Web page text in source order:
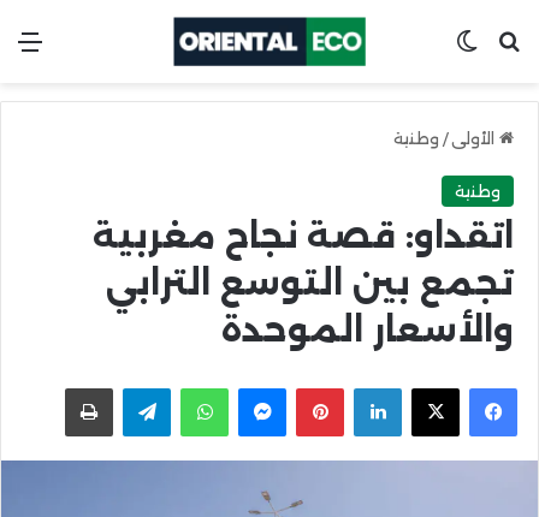
ابحث عنSwitch skin
الأولى / وطنية
وطنية
اتقداو: قصة نجاح مغربية
تجمع بين التوسع الترابي
والأسعار الموحدة
Facebook
X
LinkedIn
Pinterest
Messenger
WhatsApp
Telegramاطبعها